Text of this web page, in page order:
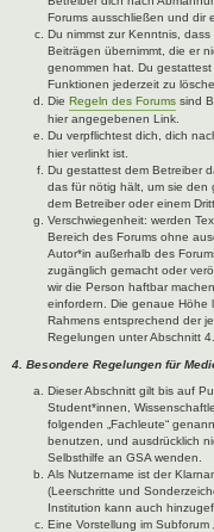
Forums ausschließen und dir
Du nimmst zur Kenntnis,
Beiträgen übernimmt, die er
genommen hat. Du
Funktionen jederzeit zu
Die Regeln des Forums sind
hier angegebenen Link.
Du verpflichtest dich, dich
hier verlinkt ist.
Du gestattest dem Betreiber
das für nötig hält, um sie den
dem Betreiber oder einem
Verschwiegenheit: werden
Bereich des Forums ohne
Autor*in außerhalb des
zugänglich gemacht oder
wir die Person haftbar
einfordern. Die genaue Höhe
Rahmens entsprechend der
Regelungen unter Abschnitt 4.
4. Besondere Regelungen für
Dieser Abschnitt gilt bis auf
Student*innen,
folgenden „Fachleute“
benutzen, und ausdrücklich
Selbsthilfe an GSA wenden.
Als Nutzername ist der
(Leerschritte und
Institution kann auch
Eine Vorstellung im Subforum